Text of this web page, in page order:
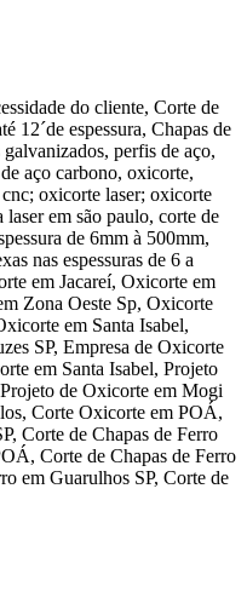
do cliente, Corte de
12´de espessura, Chapas de
perfis de aço,
aço carbono, oxicorte,
oxicorte laser; oxicorte
em são paulo, corte de
de 6mm à 500mm,
nas espessuras de 6 a
em Jacareí, Oxicorte em
Zona Oeste Sp, Oxicorte
em Santa Isabel,
SP, Empresa de Oxicorte
em Santa Isabel, Projeto
de Oxicorte em Mogi
Corte Oxicorte em POÁ,
Corte de Chapas de Ferro
Corte de Chapas de Ferro
em Guarulhos SP, Corte de